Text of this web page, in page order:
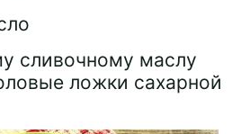
сливочному маслу
ложки сахарной